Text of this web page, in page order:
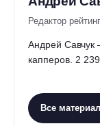
Редактор
Андрей Савчук
капперов. 2
Все